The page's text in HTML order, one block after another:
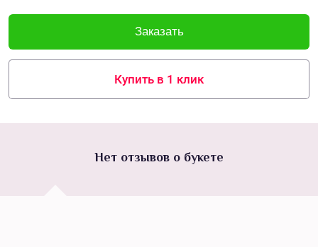
Купить в 1 клик
Нет отзывов о букете